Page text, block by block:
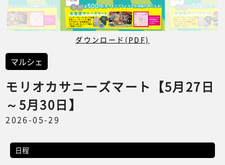
ダウンロード(PDF)
マルシェ
モリオカサニーズマート【5月27日
～5月30日】
2026-05-29
日程